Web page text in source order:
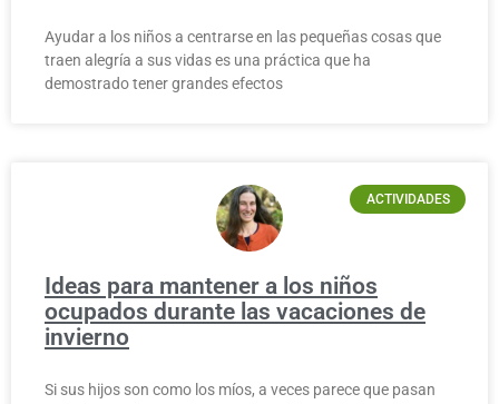
Ayudar a los niños a centrarse en las pequeñas cosas que
traen alegría a sus vidas es una práctica que ha
demostrado tener grandes efectos
ACTIVIDADES
Ideas para mantener a los niños
ocupados durante las vacaciones de
invierno
Si sus hijos son como los míos, a veces parece que pasan